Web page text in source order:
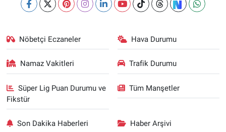
Nöbetçi Eczaneler Hava Durumu
Namaz Vakitleri Trafik Durumu
Süper Lig Puan Durumu ve
Fikstür
Tüm Manşetler
Son Dakika Haberleri Haber Arşivi